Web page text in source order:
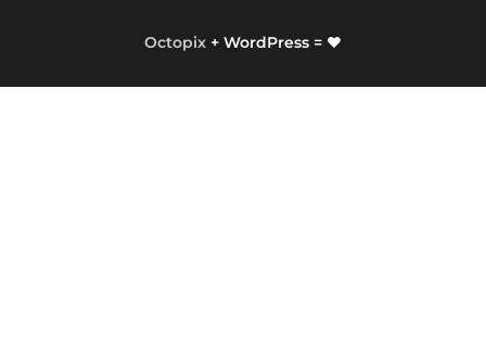
Octopix + WordPress = ❤